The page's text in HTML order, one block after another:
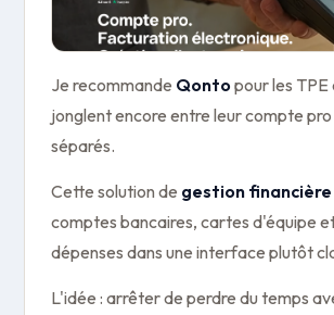
Je recommande Qonto pour les TPE
jonglent encore entre leur compte
séparés.
Cette solution de gestion financière
comptes bancaires, cartes d'équipe
dépenses dans une interface plutôt
L'idée : arrêter de perdre du temps